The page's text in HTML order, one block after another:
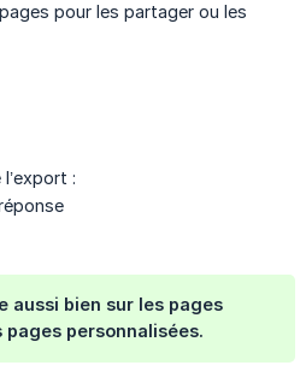
pour les partager ou les
:
aussi bien sur les pages
personnalisées.